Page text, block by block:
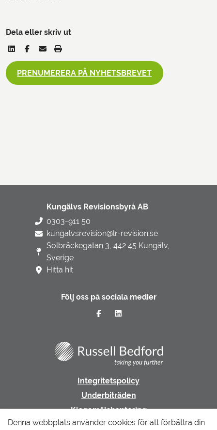
Dela eller skriv ut
PRENUMERERA PÅ NYHETSBREVET
Kungälvs Revisionsbyrå AB
0303-911 50
kungalvsrevision@lr-revision.se
Solbräckegatan 3, 442 45 Kungälv,
Sverige
Hitta hit
Följ oss på sociala medier
Integritetspolicy
Underbiträden
Klagomålshantering
Denna webbplats använder cookies för att förbättra din